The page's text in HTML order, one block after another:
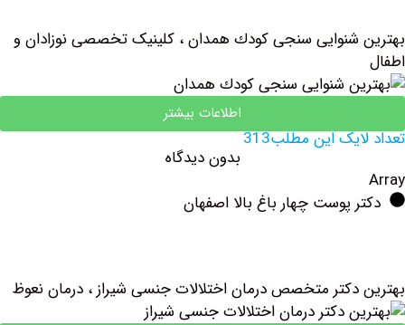
شنوایی سنجی كودك همدان ، کلینیک تخصصی نوزادان و
اطلاعات بیشتر
این مطلب313
بدون دیدگاه
پوست چهار باغ بالا اصفهان
متخصص درمان اختلالات جنسی شیراز ، درمان نعوظ